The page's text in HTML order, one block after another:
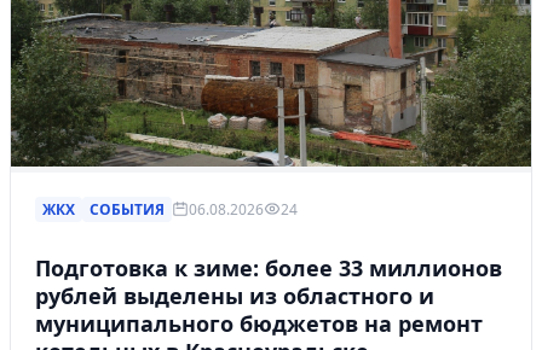
ЖКХ СОБЫТИЯ 06.08.2026 24
Подготовка к зиме: более 33 миллионов
рублей выделены из областного и
муниципального бюджетов на ремонт